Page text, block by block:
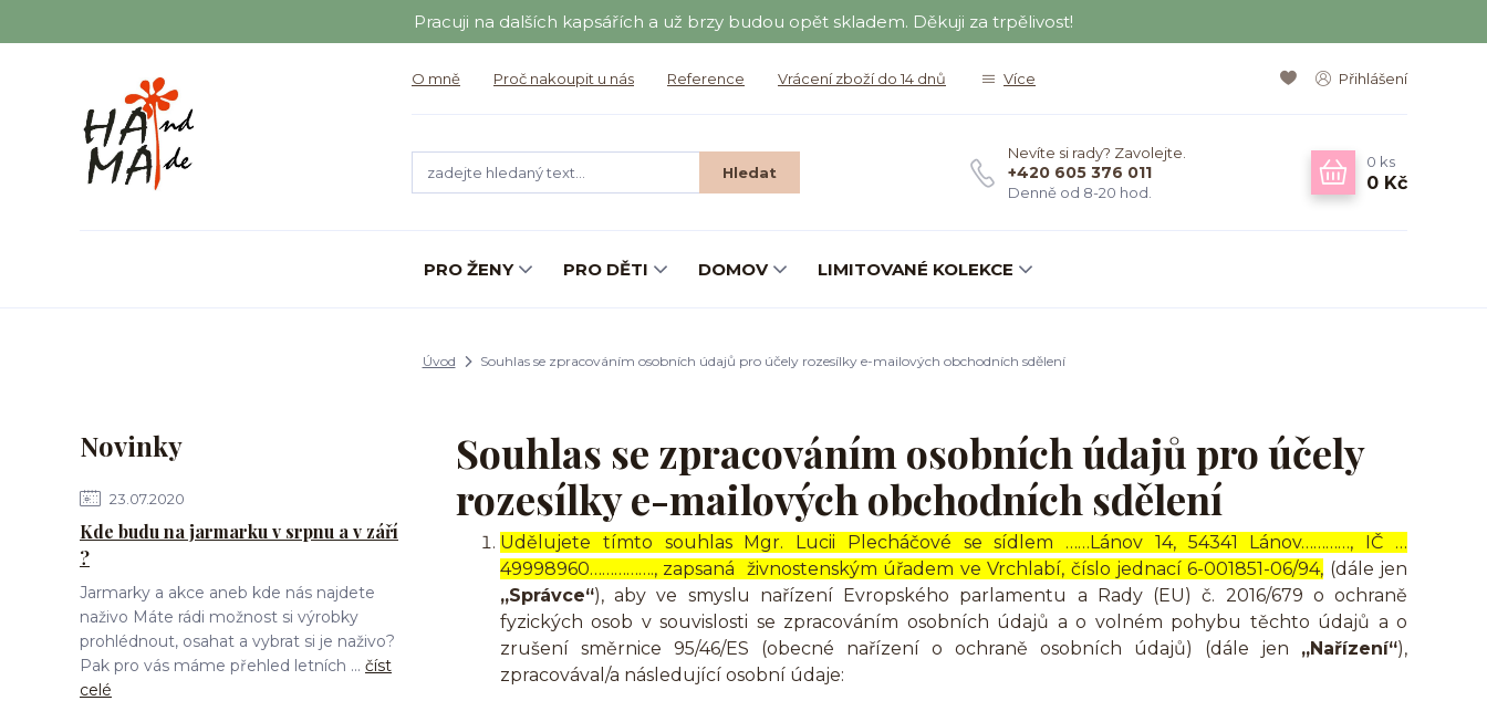
Pracuji na dalších kapsářích a už brzy budou opět skladem. Děkuji za trpělivost!
O mně Proč nakoupit u nás Reference Vrácení zboží do 14 dnů Více Přihlášení
Hledat
Nevíte si rady? Zavolejte.
+420 605 376 011
Denně od 8-20 hod.
0 ks
0 Kč
PRO ŽENY PRO DĚTI DOMOV LIMITOVANÉ KOLEKCE
Úvod Souhlas se zpracováním osobních údajů pro účely rozesílky e-mailových obchodních sdělení
Novinky
23.07.2020
Kde budu na jarmarku v srpnu a v září
?
Jarmarky a akce aneb kde nás najdete
naživo Máte rádi možnost si výrobky
prohlédnout, osahat a vybrat si je naživo?
Pak pro vás máme přehled letních ... číst
celé
Souhlas se zpracováním osobních údajů pro účely
rozesílky e-mailových obchodních sdělení
Udělujete tímto souhlas Mgr. Lucii Plecháčové se sídlem ……Lánov 14, 54341 Lánov…………, IČ …
49998960……………., zapsaná živnostenským úřadem ve Vrchlabí, číslo jednací 6-001851-06/94, (dále jen
„Správce“), aby ve smyslu nařízení Evropského parlamentu a Rady (EU) č. 2016/679 o ochraně
fyzických osob v souvislosti se zpracováním osobních údajů a o volném pohybu těchto údajů a o
zrušení směrnice 95/46/ES (obecné nařízení o ochraně osobních údajů) (dále jen „Nařízení“),
zpracovával/a následující osobní údaje: